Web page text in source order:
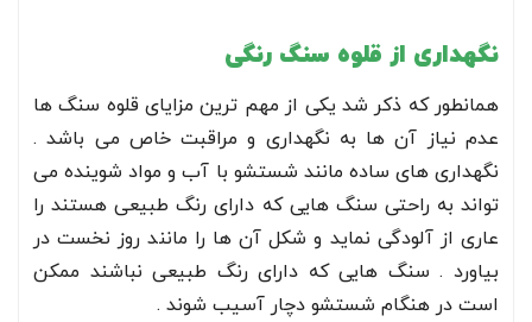
نگهداری از قلوه سنگ رنگی
همانطور که ذکر شد یکی از مهم ترین مزایای قلوه سنگ ها
عدم نیاز آن ها به نگهداری و مراقبت خاص می باشد .
نگهداری های ساده مانند شستشو با آب و مواد شوینده می
تواند به راحتی سنگ هایی که دارای رنگ طبیعی هستند را
عاری از آلودگی نماید و شکل آن ها را مانند روز نخست در
بیاورد . سنگ هایی که دارای رنگ طبیعی نباشند ممکن
است در هنگام شستشو دچار آسیب شوند .